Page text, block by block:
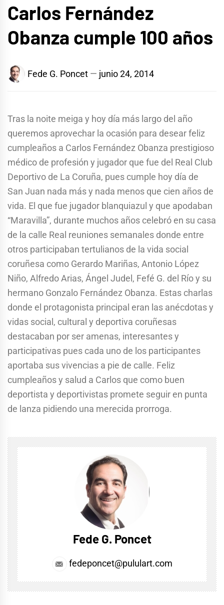
Carlos Fernández
Obanza cumple 100 años
Fede G. Poncet junio 24, 2014
Tras la noite meiga y hoy día más largo del año
queremos aprovechar la ocasión para desear feliz
cumpleaños a Carlos Fernández Obanza prestigioso
médico de profesión y jugador que fue del Real Club
Deportivo de La Coruña, pues cumple hoy día de
San Juan nada más y nada menos que cien años de
vida. El que fue jugador blanquiazul y que apodaban
“Maravilla”, durante muchos años celebró en su casa
de la calle Real reuniones semanales donde entre
otros participaban tertulianos de la vida social
coruñesa como Gerardo Mariñas, Antonio López
Niño, Alfredo Arias, Ángel Judel, Fefé G. del Río y su
hermano Gonzalo Fernández Obanza. Estas charlas
donde el protagonista principal eran las anécdotas y
vidas social, cultural y deportiva coruñesas
destacaban por ser amenas, interesantes y
participativas pues cada uno de los participantes
aportaba sus vivencias a pie de calle. Feliz
cumpleaños y salud a Carlos que como buen
deportista y deportivistas promete seguir en punta
de lanza pidiendo una merecida prorroga.
Fede G. Poncet
fedeponcet@pululart.com